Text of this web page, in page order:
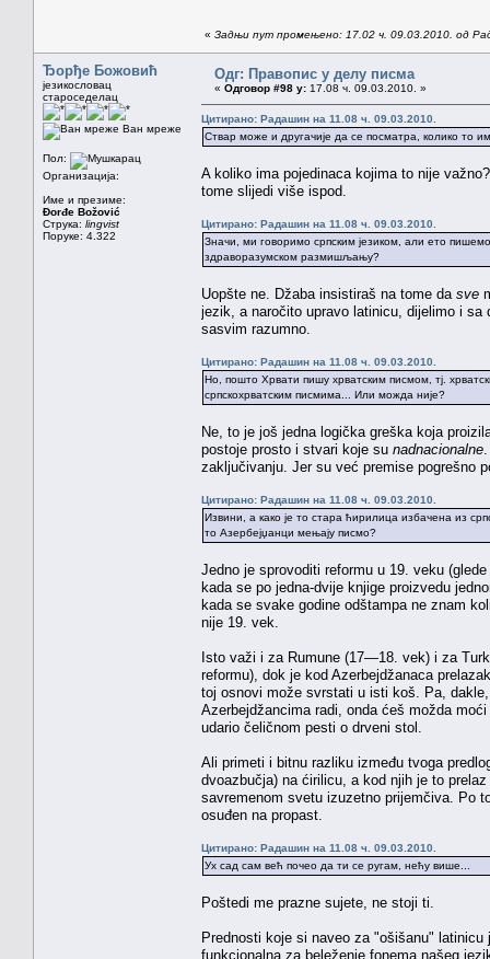
« Задњи пут промењено: 17.02 ч. 09.03.2010. од
Ђорђе Божовић
језикословац
староседелац
Ван мреже
Пол:
Организација:
Име и презиме:
Đorđe Božović
Струка: lingvist
Поруке: 4.322
Одг: Правопис у делу писма
« Одговор #98 у: 17.08 ч. 09.03.2010. »
Цитирано: Радашин на 11.08 ч. 09.03.2010.
Ствар може и другачије да се посматра, колико то
A koliko ima pojedinaca kojima to nije
tome slijedi više ispod.
Цитирано: Радашин на 11.08 ч. 09.03.2010.
Значи, ми говоримо српским језиком, али ето
здраворазумском размишљању?
Uopšte ne. Džaba insistiraš na tome da sve
jezik, a naročito upravo latinicu, dijelimo i
sasvim razumno.
Цитирано: Радашин на 11.08 ч. 09.03.2010.
Но, пошто Хрвати пишу хрватским писмом, тј.
српскохрватским писмима... Или можда није?
Ne, to je još jedna logička greška koja
postoje prosto i stvari koje su nadnacionalne
zaključivanju. Jer su već premise pogrešno
Цитирано: Радашин на 11.08 ч. 09.03.2010.
Извини, а како је то стара ћирилица избачена из
то Азербејџанци мењају писмо?
Jedno je sprovoditi reformu u 19. veku
kada se po jedna-dvije knjige proizvedu
kada se svake godine odštampa ne znam
nije 19. vek.
Isto važi i za Rumune (17—18. vek) i za
reformu), dok je kod Azerbejdžanaca
toj osnovi može svrstati u isti koš. Pa,
Azerbejdžancima radi, onda ćeš možda
udario čeličnom pesti o drveni stol.
Ali primeti i bitnu razliku između tvoga
dvoazbučja) na ćirilicu, a kod njih je to
savremenom svetu izuzetno prijemčiva. Po
osuđen na propast.
Цитирано: Радашин на 11.08 ч. 09.03.2010.
Ух сад сам већ почео да ти се ругам, нећу више...
Poštedi me prazne sujete, ne stoji ti.
Prednosti koje si naveo za "ošišanu"
funkcionalna za beleženje fonema našeg